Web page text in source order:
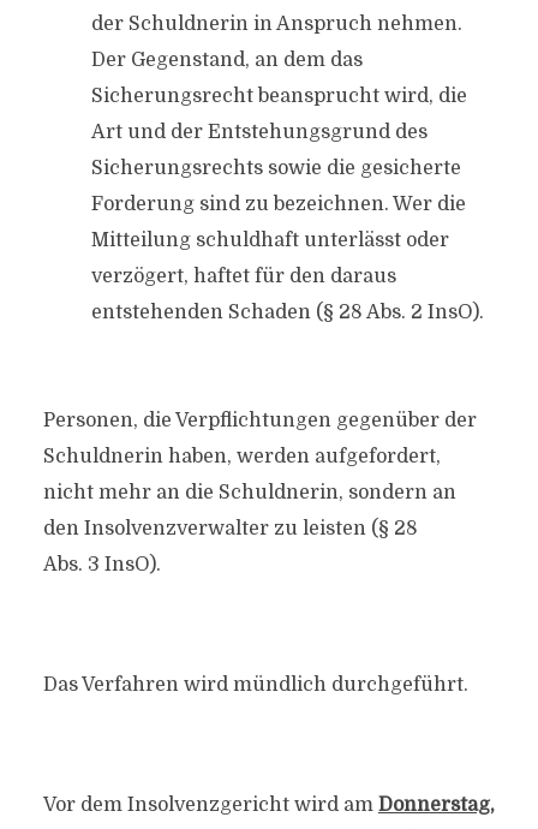
der Schuldnerin in Anspruch nehmen.
Der Gegenstand, an dem das
Sicherungsrecht beansprucht wird, die
Art und der Entstehungsgrund des
Sicherungsrechts sowie die gesicherte
Forderung sind zu bezeichnen. Wer die
Mitteilung schuldhaft unterlässt oder
verzögert, haftet für den daraus
entstehenden Schaden (§ 28 Abs. 2 InsO).
Personen, die Verpflichtungen gegenüber der
Schuldnerin haben, werden aufgefordert,
nicht mehr an die Schuldnerin, sondern an
den Insolvenzverwalter zu leisten (§ 28
Abs. 3 InsO).
Das Verfahren wird mündlich durchgeführt.
Vor dem Insolvenzgericht wird am Donnerstag,